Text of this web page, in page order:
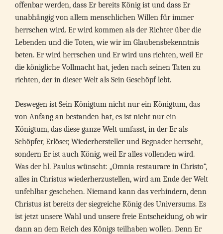
offenbar werden, dass Er bereits König ist und dass Er
unabhängig von allem menschlichen Willen für immer
herrschen wird. Er wird kommen als der Richter über die
Lebenden und die Toten, wie wir im Glaubensbekenntnis
beten. Er wird herrschen und Er wird uns richten, weil Er
die königliche Vollmacht hat, jeden nach seinen Taten zu
richten, der in dieser Welt als Sein Geschöpf lebt.
Deswegen ist Sein Königtum nicht nur ein Königtum, das
von Anfang an bestanden hat, es ist nicht nur ein
Königtum, das diese ganze Welt umfasst, in der Er als
Schöpfer, Erlöser, Wiederhersteller und Begnader herrscht,
sondern Er ist auch König, weil Er alles vollenden wird.
Was der hl. Paulus wünscht: „Omnia restaurare in Christo“,
alles in Christus wiederherzustellen, wird am Ende der Welt
unfehlbar geschehen. Niemand kann das verhindern, denn
Christus ist bereits der siegreiche König des Universums. Es
ist jetzt unsere Wahl und unsere freie Entscheidung, ob wir
dann an dem Reich des Königs teilhaben wollen. Denn Er